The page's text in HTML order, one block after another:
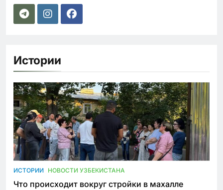
Истории
ИСТОРИИ НОВОСТИ УЗБЕКИСТАНА
Что происходит вокруг стройки в махалле